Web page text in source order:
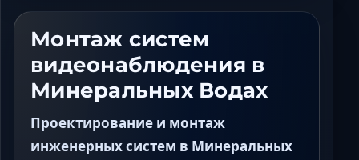
Черкесск
Шахты
Элиста
Ялта
Монтаж систем
видеонаблюдения в
Минеральных Водах
Проектирование и монтаж
инженерных систем в Минеральных